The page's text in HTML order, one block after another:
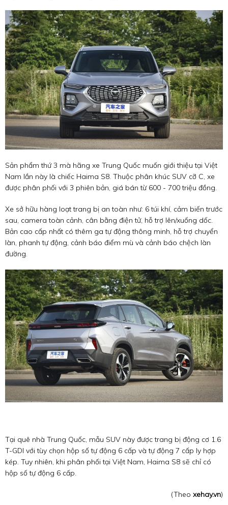
Sản phẩm thứ 3 mà hãng xe Trung Quốc muốn giới thiệu tại Việt
Nam lần này là chiếc Haima S8. Thuộc phân khúc SUV cỡ C, xe
được phân phối với 3 phiên bản, giá bán từ 600 - 700 triệu đồng.
Xe sở hữu hàng loạt trang bị an toàn như: 6 túi khí, cảm biến trước
sau, camera toàn cảnh, cân bằng điện tử, hỗ trợ lên/xuống dốc.
Bản cao cấp nhất có thêm ga tự động thông minh, hỗ trợ chuyển
làn, phanh tự động, cảnh báo điểm mù và cảnh báo chệch làn
đường.
Tại quê nhà Trung Quốc, mẫu SUV này được trang bị động cơ 1.6
T-GDI với tùy chọn hộp số tự động 6 cấp và tự động 7 cấp ly hợp
kép. Tuy nhiên, khi phân phối tại Việt Nam, Haima S8 sẽ chỉ có
hộp số tự động 6 cấp.
(Theo xehay.vn)